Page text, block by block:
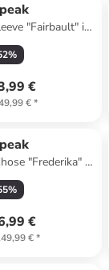
"Fairbault" in
Blau
%
€
€*
"Frederika" in
%
€
€*